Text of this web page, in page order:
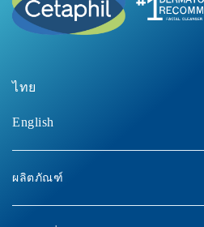
ไทย
English
ผลิตภัณฑ์